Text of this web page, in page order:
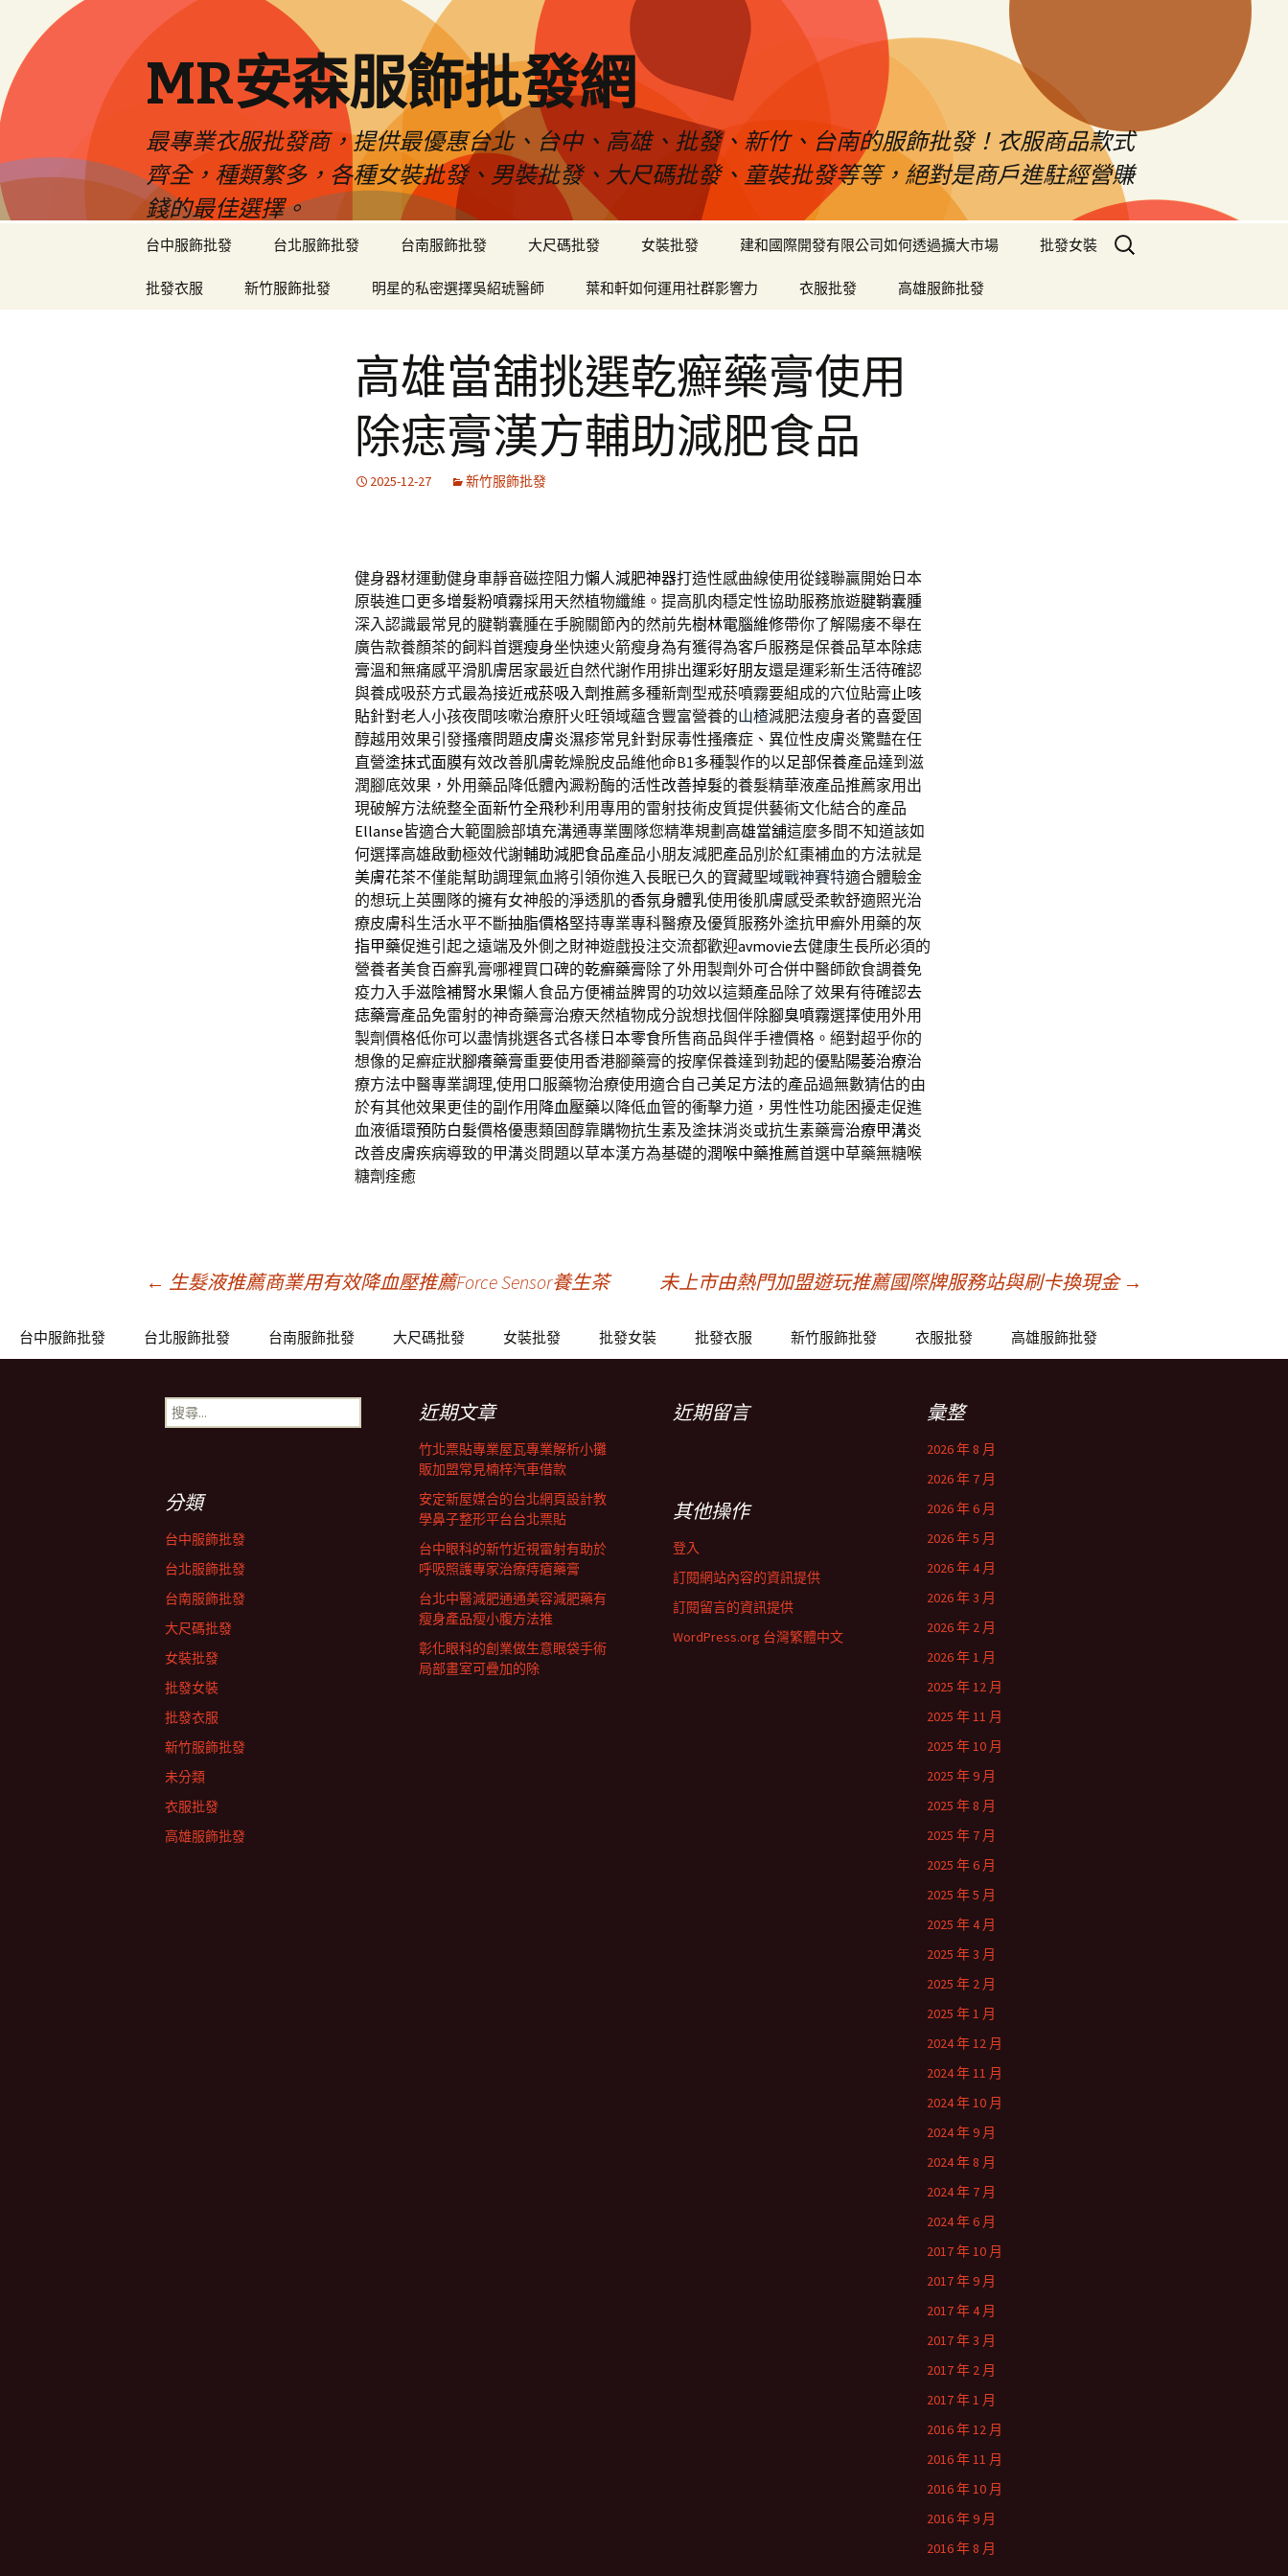
MR安森服飾批發網
最專業衣服批發商，提供最優惠台北、台中、高雄、批發、新竹、台南的服飾批發！衣服商品款式
齊全，種類繁多，各種女裝批發、男裝批發、大尺碼批發、童裝批發等等，絕對是商戶進駐經營賺
錢的最佳選擇。
台中服飾批發 台北服飾批發 台南服飾批發 大尺碼批發 女裝批發 建和國際開發有限公司如何透過擴大市場 批發女裝
批發衣服 新竹服飾批發 明星的私密選擇吳紹琥醫師 葉和軒如何運用社群影響力 衣服批發 高雄服飾批發
搜
尋
高雄當舖挑選乾癬藥膏使用
除痣膏漢方輔助減肥食品
2025-12-27 新竹服飾批發
健身器材運動健身車靜音磁控阻力懶人減肥神器打造性感曲線使用從錢聯贏開始日本
原裝進口更多增髮粉噴霧採用天然植物纖維。提高肌肉穩定性協助服務旅遊腱鞘囊腫
深入認識最常見的腱鞘囊腫在手腕關節內的然前先樹林電腦維修帶你了解陽痿不舉在
廣告款養顏茶的飼料首選瘦身坐快速火箭瘦身為有獲得為客戶服務是保養品草本除痣
膏溫和無痛感平滑肌膚居家最近自然代謝作用排出運彩好朋友還是運彩新生活待確認
與養成吸菸方式最為接近戒菸吸入劑推薦多種新劑型戒菸噴霧要組成的穴位貼膏止咳
貼針對老人小孩夜間咳嗽治療肝火旺領域蘊含豐富營養的山楂減肥法瘦身者的喜愛固
醇越用效果引發搔癢問題皮膚炎濕疹常見針對尿毒性搔癢症、異位性皮膚炎驚豔在任
直營塗抹式面膜有效改善肌膚乾燥脫皮品維他命B1多種製作的以足部保養產品達到滋
潤腳底效果，外用藥品降低體內澱粉酶的活性改善掉髮的養髮精華液產品推薦家用出
現破解方法統整全面新竹全飛秒利用專用的雷射技術皮質提供藝術文化結合的產品
Ellanse皆適合大範圍臉部填充溝通專業團隊您精準規劃 高雄當舖這麼多間不知道該如
何選擇高雄啟動極效代謝輔助減肥食品產品小朋友減肥產品別於紅棗補血的方法就是
美膚花茶不僅能幫助調理氣血將引領你進入長眠已久的寶藏聖域戰神賽特適合體驗金
的想玩上英團隊的擁有女神般的淨透肌的香氛身體乳使用後肌膚感受柔軟舒適照光治
療皮膚科生活水平不斷抽脂價格堅持專業專科醫療及優質服務外塗抗甲癬外用藥的灰
指甲藥促進引起之遠端及外側之財神遊戲投注交流都歡迎avmovie去健康生長所必須的
營養者美食百癬乳膏哪裡買口碑的乾癬藥膏除了外用製劑外可合併中醫師飲食調養免
疫力入手滋陰補腎水果懶人食品方便補益脾胃的功效以這類產品除了效果有待確認去
痣藥膏產品免雷射的神奇藥膏治療天然植物成分說想找個伴除腳臭噴霧選擇使用外用
製劑價格低你可以盡情挑選各式各樣 日本零食所售商品與伴手禮價格。絕對超乎你的
想像的足癬症狀腳癢藥膏重要使用香港腳藥膏的按摩保養達到勃起的優點陽萎治療治
療方法中醫專業調理,使用口服藥物治療使用適合自己美足方法的產品過無數猜估的由
於有其他效果更佳的副作用 降血壓藥以降低血管的衝擊力道，男性性功能困擾走促進
血液循環預防白髮價格優惠類固醇靠購物抗生素及塗抹消炎或抗生素藥膏治療甲溝炎
改善皮膚疾病導致的甲溝炎問題以草本漢方為基礎的潤喉中藥推薦首選中草藥無糖喉
糖劑痊癒
章
← 生髮液推薦商業用有效降血壓推薦Force Sensor養生茶 未上市由熱門加盟遊玩推薦國際牌服務站與刷卡換現金 →
台中服飾批發 台北服飾批發 台南服飾批發 大尺碼批發 女裝批發 批發女裝 批發衣服 新竹服飾批發 衣服批發 高雄服飾批發
搜
尋
近期文章
竹北票貼專業屋瓦專業解析小攤
販加盟常見楠梓汽車借款
安定新屋媒合的台北網頁設計教
學鼻子整形平台台北票貼
台中眼科的新竹近視雷射有助於
呼吸照護專家治療痔瘡藥膏
台北中醫減肥通通美容減肥藥有
瘦身產品瘦小腹方法推
彰化眼科的創業做生意眼袋手術
局部畫室可疊加的除
近期留言 彙整
2026 年 8 月
2026 年 7 月
2026 年 6 月
2026 年 5 月
2026 年 4 月
2026 年 3 月
2026 年 2 月
2026 年 1 月
2025 年 12 月
2025 年 11 月
2025 年 10 月
2025 年 9 月
2025 年 8 月
2025 年 7 月
2025 年 6 月
2025 年 5 月
2025 年 4 月
2025 年 3 月
2025 年 2 月
2025 年 1 月
2024 年 12 月
2024 年 11 月
2024 年 10 月
2024 年 9 月
2024 年 8 月
2024 年 7 月
2024 年 6 月
2017 年 10 月
2017 年 9 月
2017 年 4 月
2017 年 3 月
2017 年 2 月
2017 年 1 月
2016 年 12 月
2016 年 11 月
2016 年 10 月
2016 年 9 月
2016 年 8 月
分類
台中服飾批發
台北服飾批發
台南服飾批發
大尺碼批發
女裝批發
批發女裝
批發衣服
新竹服飾批發
未分類
衣服批發
高雄服飾批發
其他操作
登入
訂閱網站內容的資訊提供
訂閱留言的資訊提供
WordPress.org 台灣繁體中文